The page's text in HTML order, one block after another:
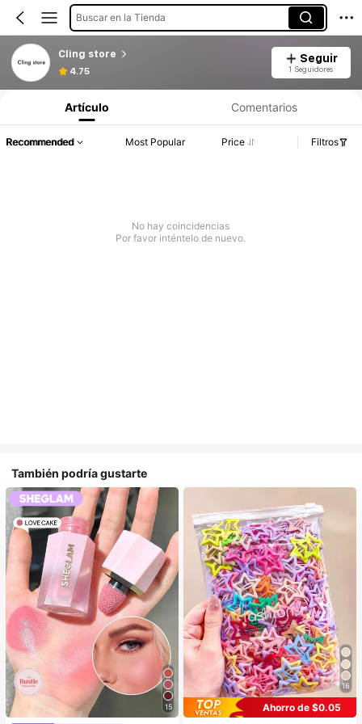
Buscar en la Tienda
Cling store
4.75
Seguir
1 Seguidores
Artículo Comentarios
Recommended Most Popular Price Filtros
No hay coincidencias
Por favor inténtelo de nuevo.
También podría gustarte
15
16
Ahorro de $0.05